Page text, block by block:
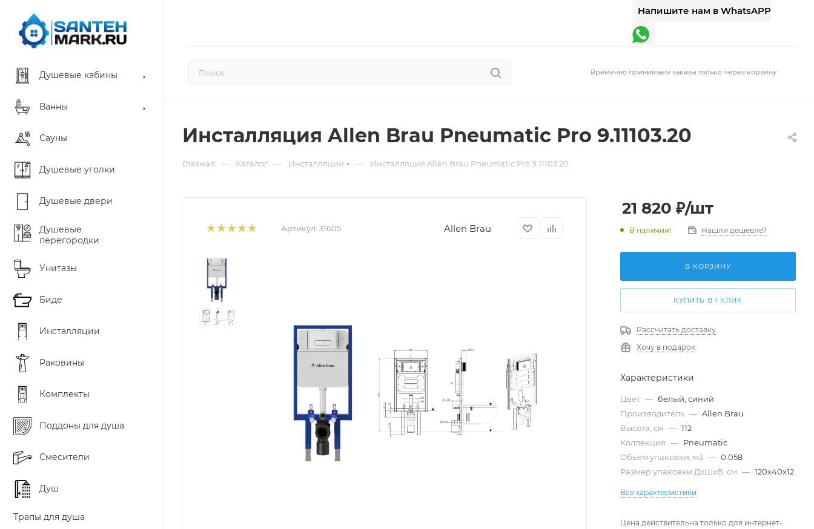
Напишите нам в WhatsAPP
Временно принимаем заказы только через корзину
Душевые кабины
Ванны
Сауны
Душевые уголки
Душевые двери
Душевые
перегородки
Унитазы
Биде
Инсталляции
Раковины
Комплекты
Поддоны для душа
Смесители
Душ
Трапы для душа
Инсталляция Allen Brau Pneumatic Pro 9.11103.20
Главная — Каталог — Инсталляции — Инсталляция Allen Brau Pneumatic Pro 9.11103.20
Артикул: 31605 Allen Brau
21 820 ₽/шт
В наличии! Нашли дешевле?
В КОРЗИНУ
КУПИТЬ В 1 КЛИК
Рассчитать доставку
Хочу в подарок
Характеристики
Цвет — белый, синий
Производитель — Allen Brau
Высота, см — 112
Коллекция — Pneumatic
Объём упаковки, м3 — 0.058
Размер упаковки ДxШxВ, см — 120x40x12
Все характеристики
Цена действительна только для интернет-